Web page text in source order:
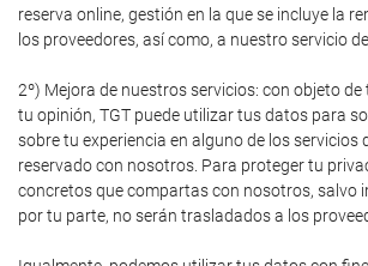
reserva online, gestión en la que se incluye la
los proveedores, así como, a nuestro servicio
2º) Mejora de nuestros servicios: con objeto
tu opinión, TGT puede utilizar tus datos para
sobre tu experiencia en alguno de los servicios
reservado con nosotros. Para proteger tu
concretos que compartas con nosotros, salvo
por tu parte, no serán trasladados a los